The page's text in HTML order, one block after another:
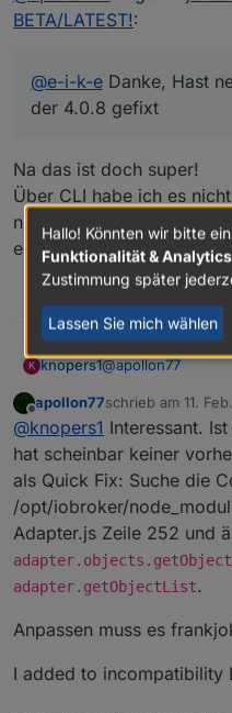
BETA/LATEST!:
@e-i-k-e Danke, Hast
der 4.0.8 gefixt
Na das ist doch super!
Über CLI habe ich es
nun auf den fix warten
es funktioniert. :)
K knopers1@apollon77
der js.controller
den KM.200
Nach Update
obwohl der
Die letze
brachte bereits
Zurück auf die
Ein Issues ist
https://
69
2022-02-09
wenigstens weiter.
Gruß Lukas
Offline
apollon77schrieb am 11.
zuletzt editiert
@knopers1 Interessant.
hat scheinbar keiner
als Quick Fix: Suche die
/opt/iobroker/
Adapter.js Zeile 252 und
adapter.getObjectList.
Anpassen muss es
I added to incompatibility
Hallo! Könnten wir bitte
Funktionalität & Analytics
Zustimmung später
Lassen Sie mich wählen